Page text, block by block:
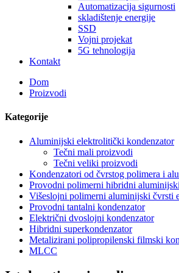
Automatizacija sigurnosti
skladištenje energije
SSD
Vojni projekat
5G tehnologija
Kontakt
Dom
Proizvodi
Kategorije
Aluminijski elektrolitički kondenzator
Tečni mali proizvodi
Tečni veliki proizvodi
Kondenzatori od čvrstog polimera i
Provodni polimerni hibridni
Višeslojni polimerni aluminijski čvrsti
Provodni tantalni kondenzator
Električni dvoslojni kondenzator
Hibridni superkondenzator
Metalizirani polipropilenski filmski
MLCC